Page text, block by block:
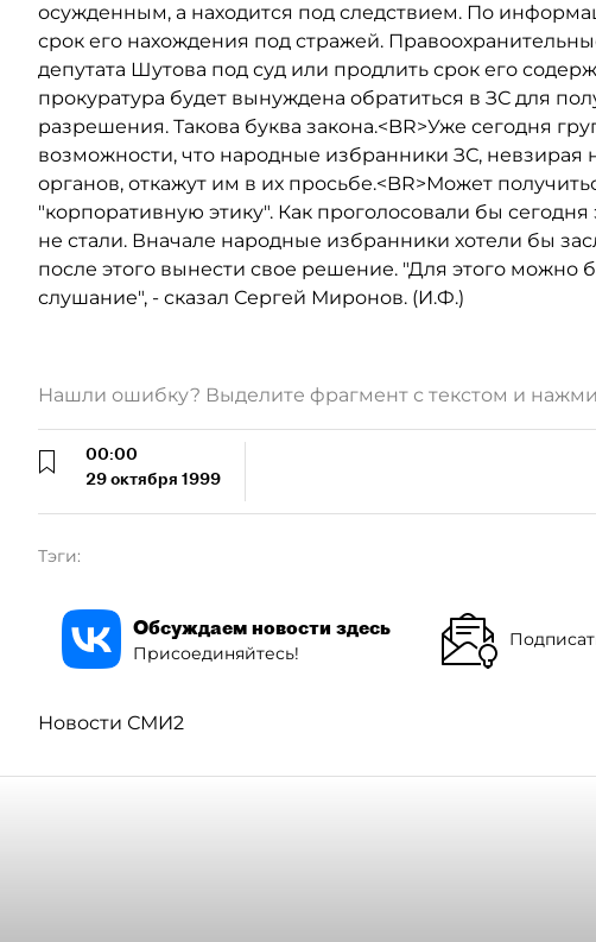
осужденным, а находится под следствием. По
срок его нахождения под стражей.
депутата Шутова под суд или продлить срок его
прокуратура будет вынуждена обратиться в ЗС для
разрешения. Такова буква закона.<BR>Уже сегодня
возможности, что народные избранники ЗС, невзирая
органов, откажут им в их просьбе.<BR>Может
"корпоративную этику". Как проголосовали бы
не стали. Вначале народные избранники хотели бы
после этого вынести свое решение. "Для этого можно
слушание", - сказал Сергей Миронов. (И.Ф.)
Нашли ошибку? Выделите фрагмент с текстом и
00:00
29 октября 1999
Тэги:
Обсуждаем новости здесь
Присоединяйтесь!
Новости СМИ2